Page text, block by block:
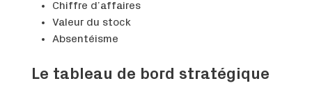
Chiffre d’affaires
Valeur du stock
Absentéisme
Le tableau de bord stratégique